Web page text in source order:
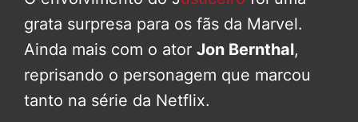
grata surpresa para os fãs da Marvel.
Ainda mais com o ator Jon Bernthal,
reprisando o personagem que marcou
tanto na série da Netflix.